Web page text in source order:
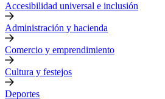
Accesibilidad universal e inclusión
Administración y hacienda
Comercio y emprendimiento
Cultura y festejos
Deportes